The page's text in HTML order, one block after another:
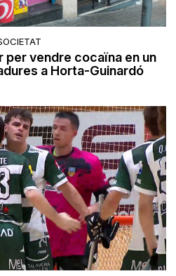
per vendre cocaïna en un
a Horta-Guinardó